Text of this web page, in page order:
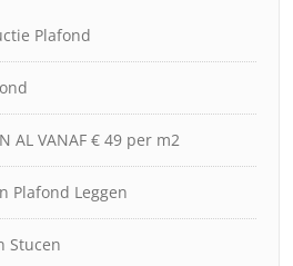
Plafond
AL VANAF € 49 per m2
Plafond Leggen
Stucen